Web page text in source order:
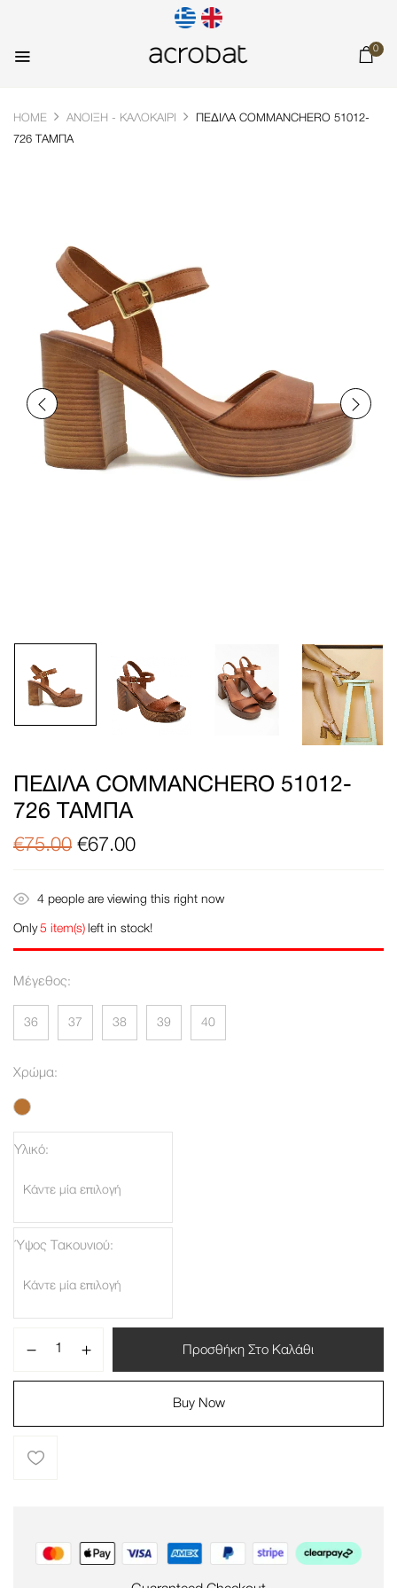
0
HOME ΆΝΟΙΞΗ - ΚΑΛΟΚΑΊΡΙ ΠΈΔΙΛΑ COMMANCHERO 51012-
726 ΤΑΜΠΆ
ΠΈΔΙΛΑ COMMANCHERO 51012-
726 ΤΑΜΠΆ
€75.00 €67.00
4 people are viewing this right now
Only 5 item(s) left in stock!
Μέγεθος
36 37 38 39 40
Χρώμα
Υλικό
Ύψος Τακουνιού
Προσθήκη Στο Καλάθι
Buy Now